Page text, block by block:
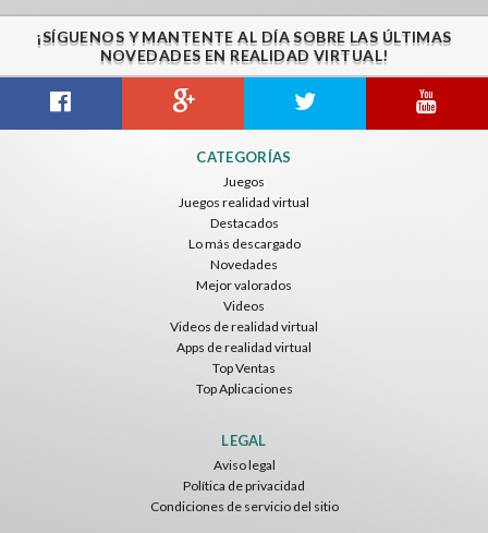
¡SÍGUENOS Y MANTENTE AL DÍA SOBRE LAS ÚLTIMAS
NOVEDADES EN REALIDAD VIRTUAL!
CATEGORÍAS
Juegos
Juegos realidad virtual
Destacados
Lo más descargado
Novedades
Mejor valorados
Videos
Videos de realidad virtual
Apps de realidad virtual
Top Ventas
Top Aplicaciones
LEGAL
Aviso legal
Política de privacidad
Condiciones de servicio del sitio